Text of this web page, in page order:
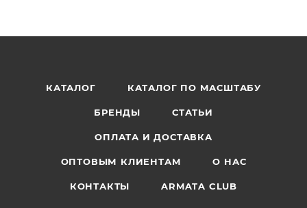
КАТАЛОГ КАТАЛОГ ПО МАСШТАБУ
БРЕНДЫ СТАТЬИ
ОПЛАТА И ДОСТАВКА
ОПТОВЫМ КЛИЕНТАМ О НАС
КОНТАКТЫ ARMATA CLUB